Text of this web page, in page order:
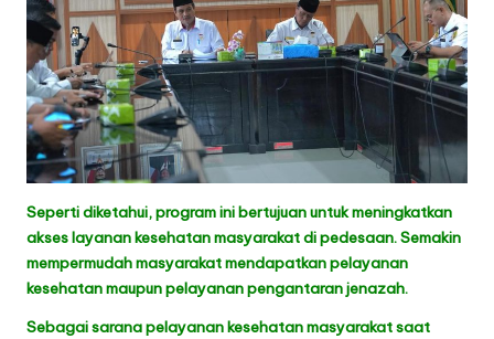
Seperti diketahui, program ini bertujuan untuk meningkatkan
akses layanan kesehatan masyarakat di pedesaan. Semakin
mempermudah masyarakat mendapatkan pelayanan
kesehatan maupun pelayanan pengantaran jenazah.
Sebagai sarana pelayanan kesehatan masyarakat saat